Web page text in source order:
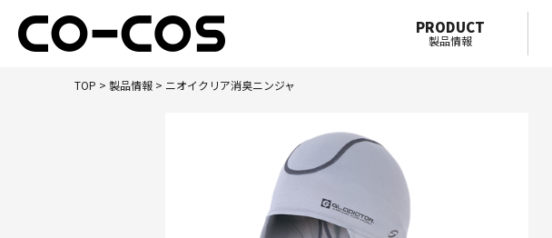
PRODUCT
製品情報
TOP > 製品情報 > ニオイクリア消臭ニンジャ